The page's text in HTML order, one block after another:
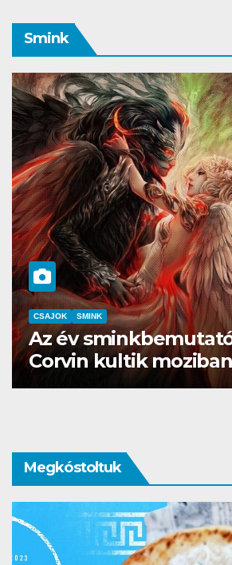
Smink
SMINK SZÉPSÉG
Pierre René, ha
vágysz
Megkóstoltuk